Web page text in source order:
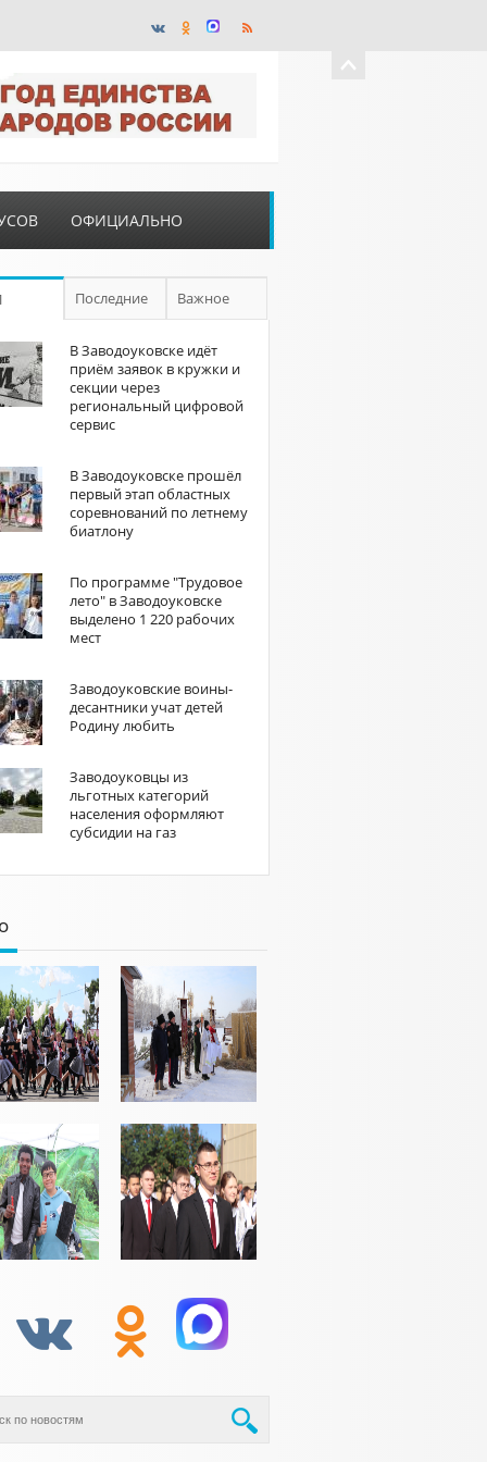
ОФИЦИАЛЬНО
Последние Важное
В Заводоуковске идёт
приём заявок в кружки и
секции через
региональный цифровой
сервис
В Заводоуковске прошёл
первый этап областных
соревнований по летнему
биатлону
По программе "Трудовое
лето" в Заводоуковске
выделено 1 220 рабочих
мест
Заводоуковские воины-
десантники учат детей
Родину любить
Заводоуковцы из
льготных категорий
населения оформляют
субсидии на газ